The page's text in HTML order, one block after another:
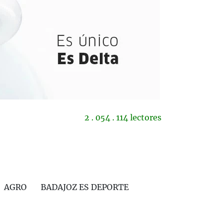
2 . 054 . 114 lectores
AGRO BADAJOZ ES DEPORTE